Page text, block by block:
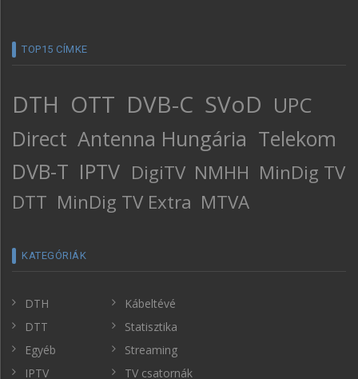
TOP15 CÍMKE
DTH OTT DVB-C SVoD UPC
Direct Antenna Hungária Telekom
DVB-T IPTV DigiTV NMHH MinDig TV
DTT MinDig TV Extra MTVA
KATEGÓRIÁK
DTH
DTT
Egyéb
IPTV
Kábeltévé
Statisztika
Streaming
TV csatornák